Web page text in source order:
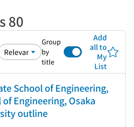
80
Group
by
title
Add
all to
My
List
School of Engineering,
of Engineering, Osaka
outline